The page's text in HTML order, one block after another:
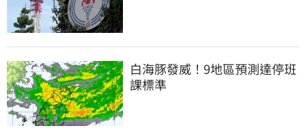
白海豚發威！9地區預測達停班
課標準